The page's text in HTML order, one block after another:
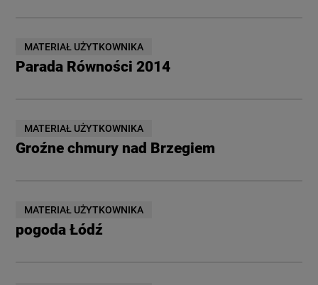
MATERIAŁ UŻYTKOWNIKA
Parada Równości 2014
MATERIAŁ UŻYTKOWNIKA
Groźne chmury nad Brzegiem
MATERIAŁ UŻYTKOWNIKA
pogoda Łódź